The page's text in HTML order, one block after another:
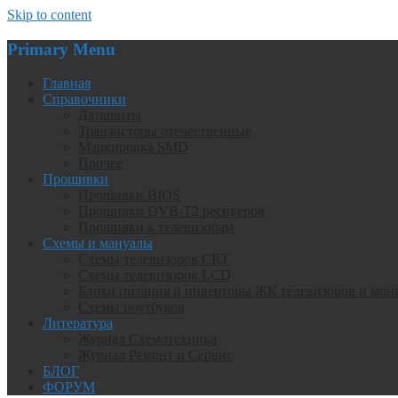
Skip to content
Primary Menu
Главная
Справочники
Прошивки
Схемы и мануалы
Литература
БЛОГ
ФОРУМ